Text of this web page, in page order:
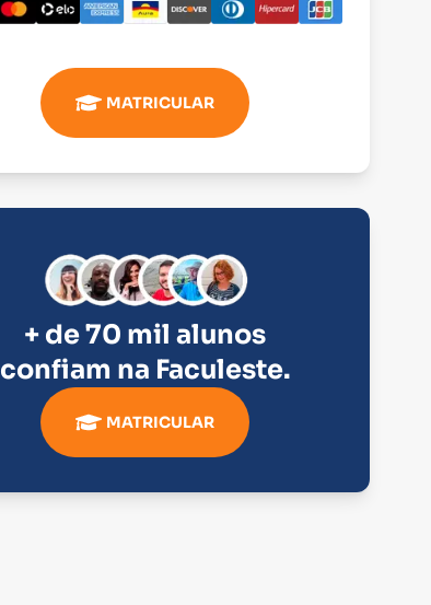
MATRICULAR
+ de 70 mil alunos
confiam na Faculeste.
MATRICULAR